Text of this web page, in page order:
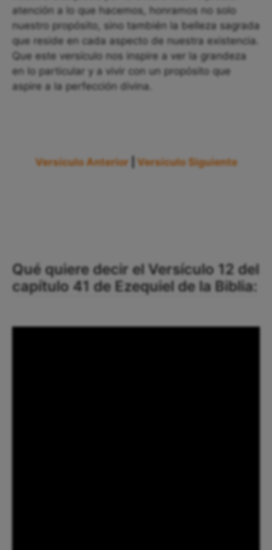
atención a lo que hacemos, honramos no solo
nuestro propósito, sino también la belleza sagrada
que reside en cada aspecto de nuestra existencia.
Que este versículo nos inspire a ver la grandeza
en lo particular y a vivir con un propósito que
aspire a la perfección divina.
Versículo Anterior Versículo Siguiente
Qué quiere decir el Versículo 12 del
capítulo 41 de Ezequiel de la Biblia: